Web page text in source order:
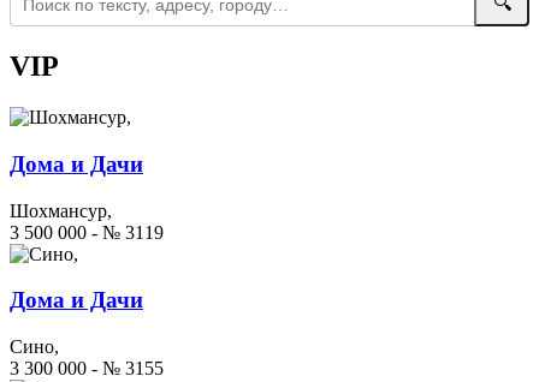
VIP
Дома и Дачи
Шохмансур,
3 500 000 - № 3119
Дома и Дачи
Сино,
3 300 000 - № 3155